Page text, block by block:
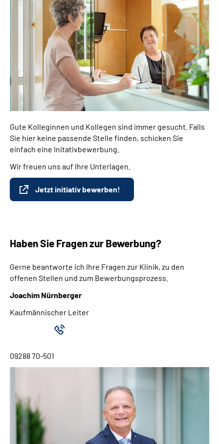
Gute Kolleginnen und Kollegen sind immer gesucht. Falls
Sie hier keine passende Stelle finden, schicken Sie
einfach eine Initativbewerbung.
Wir freuen uns auf Ihre Unterlagen.
Jetzt initiativ bewerben!
Haben Sie Fragen zur Bewerbung?
Gerne beantworte ich Ihre Fragen zur Klinik, zu den
offenen Stellen und zum Bewerbungsprozess.
Joachim Nürnberger
Kaufmännischer Leiter
09288 70-501